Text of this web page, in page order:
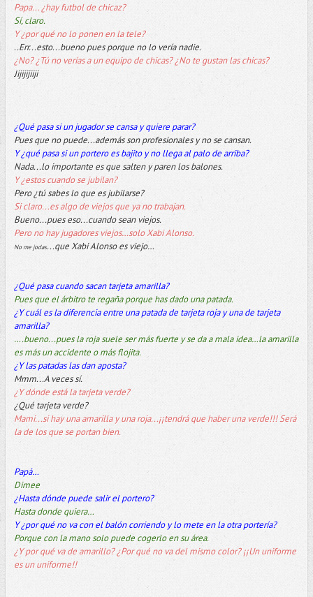
Papa... ¿hay futbol de chicaz?
Sí, claro.
Y ¿por qué no lo ponen en la tele?
..Err...esto...bueno pues porque no lo vería nadie.
¿No? ¿Tú no verías a un equipo de chicas? ¿No te gustan las chicas?
Jijijijiiji
¿Qué pasa si un jugador se cansa y quiere parar?
Pues que no puede...además son profesionales y no se cansan.
Y ¿qué pasa si un portero es bajito y no llega al palo de arriba?
Nada...lo importante es que salten y paren los balones.
Y ¿estos cuando se jubilan?
Pero ¿tú sabes lo que es jubilarse?
Si claro...es algo de viejos que ya no trabajan.
Bueno...pues eso...cuando sean viejos.
Pero no hay jugadores viejos…solo Xabi Alonso.
No me jodas...que Xabi Alonso es viejo…
¿Qué pasa cuando sacan tarjeta amarilla?
Pues que el árbitro te regaña porque has dado una patada.
¿Y cuál es la diferencia entre una patada de tarjeta roja y una de tarjeta
amarilla?
….bueno...pues la roja suele ser más fuerte y se da a mala idea…la amarilla
es más un accidente o más flojita.
¿Y las patadas las dan aposta?
Mmm...A veces sí.
¿Y dónde está la tarjeta verde?
¿Qué tarjeta verde?
Mami...si hay una amarilla y una roja...¡¡tendrá que haber una verde!!! Será
la de los que se portan bien.
Papá…
Dimee
¿Hasta dónde puede salir el portero?
Hasta donde quiera…
Y ¿por qué no va con el balón corriendo y lo mete en la otra portería?
Porque con la mano solo puede cogerlo en su área.
¿Y por qué va de amarillo? ¿Por qué no va del mismo color? ¡¡Un uniforme
es un uniforme!!